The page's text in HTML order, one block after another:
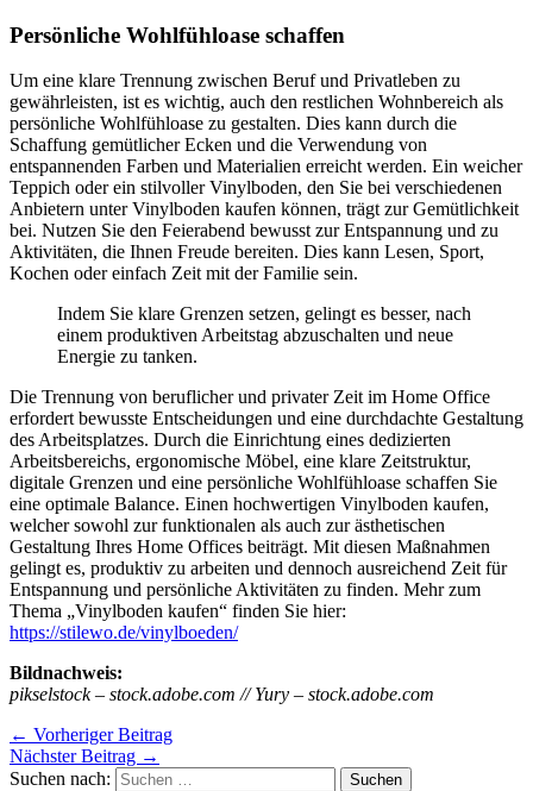
Persönliche Wohlfühloase schaffen
Um eine klare Trennung zwischen Beruf und Privatleben zu
gewährleisten, ist es wichtig, auch den restlichen Wohnbereich als
persönliche Wohlfühloase zu gestalten. Dies kann durch die
Schaffung gemütlicher Ecken und die Verwendung von
entspannenden Farben und Materialien erreicht werden. Ein weicher
Teppich oder ein stilvoller Vinylboden, den Sie bei verschiedenen
Anbietern unter Vinylboden kaufen können, trägt zur Gemütlichkeit
bei. Nutzen Sie den Feierabend bewusst zur Entspannung und zu
Aktivitäten, die Ihnen Freude bereiten. Dies kann Lesen, Sport,
Kochen oder einfach Zeit mit der Familie sein.
Indem Sie klare Grenzen setzen, gelingt es besser, nach
einem produktiven Arbeitstag abzuschalten und neue
Energie zu tanken.
Die Trennung von beruflicher und privater Zeit im Home Office
erfordert bewusste Entscheidungen und eine durchdachte Gestaltung
des Arbeitsplatzes. Durch die Einrichtung eines dedizierten
Arbeitsbereichs, ergonomische Möbel, eine klare Zeitstruktur,
digitale Grenzen und eine persönliche Wohlfühloase schaffen Sie
eine optimale Balance. Einen hochwertigen Vinylboden kaufen,
welcher sowohl zur funktionalen als auch zur ästhetischen
Gestaltung Ihres Home Offices beiträgt. Mit diesen Maßnahmen
gelingt es, produktiv zu arbeiten und dennoch ausreichend Zeit für
Entspannung und persönliche Aktivitäten zu finden. Mehr zum
Thema „Vinylboden kaufen“ finden Sie hier:
https://stilewo.de/vinylboeden/
Bildnachweis:
pikselstock – stock.adobe.com // Yury – stock.adobe.com
← Vorheriger Beitrag
Nächster Beitrag →
Suchen nach: